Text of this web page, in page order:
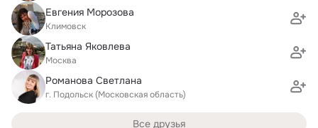
Евгения Морозова
Климовск
Татьяна Яковлева
Москва
Романова Светлана
г. Подольск (Московская область)
Все друзья